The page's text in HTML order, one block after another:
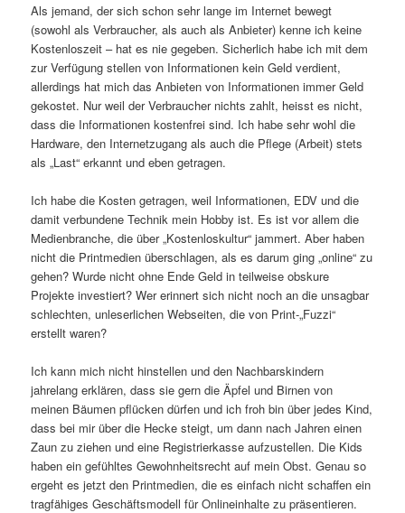
Als jemand, der sich schon sehr lange im Internet bewegt
(sowohl als Verbraucher, als auch als Anbieter) kenne ich keine
Kostenloszeit – hat es nie gegeben. Sicherlich habe ich mit dem
zur Verfügung stellen von Informationen kein Geld verdient,
allerdings hat mich das Anbieten von Informationen immer Geld
gekostet. Nur weil der Verbraucher nichts zahlt, heisst es nicht,
dass die Informationen kostenfrei sind. Ich habe sehr wohl die
Hardware, den Internetzugang als auch die Pflege (Arbeit) stets
als „Last“ erkannt und eben getragen.
Ich habe die Kosten getragen, weil Informationen, EDV und die
damit verbundene Technik mein Hobby ist. Es ist vor allem die
Medienbranche, die über „Kostenloskultur“ jammert. Aber haben
nicht die Printmedien überschlagen, als es darum ging „online“ zu
gehen? Wurde nicht ohne Ende Geld in teilweise obskure
Projekte investiert? Wer erinnert sich nicht noch an die unsagbar
schlechten, unleserlichen Webseiten, die von Print-„Fuzzi“
erstellt waren?
Ich kann mich nicht hinstellen und den Nachbarskindern
jahrelang erklären, dass sie gern die Äpfel und Birnen von
meinen Bäumen pflücken dürfen und ich froh bin über jedes Kind,
dass bei mir über die Hecke steigt, um dann nach Jahren einen
Zaun zu ziehen und eine Registrierkasse aufzustellen. Die Kids
haben ein gefühltes Gewohnheitsrecht auf mein Obst. Genau so
ergeht es jetzt den Printmedien, die es einfach nicht schaffen ein
tragfähiges Geschäftsmodell für Onlineinhalte zu präsentieren.